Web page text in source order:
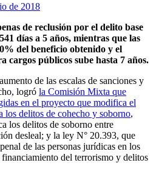
de 2018
de reclusión por el delito base
días a 5 años, mientras que las
del beneficio obtenido y el
cargos públicos sube hasta 7 años.
de las escalas de sanciones y
logró la Comisión Mixta que
en el proyecto que modifica el
los delitos de cohecho y soborno,
los delitos de soborno entre
desleal; y la ley N° 20.393, que
de las personas jurídicas en los
del terrorismo y delitos